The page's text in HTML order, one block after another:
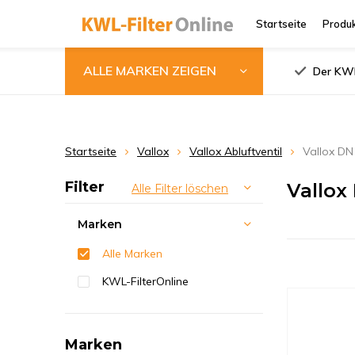
Startseite
ALLE MARKEN ZEIGEN Der
Startseite Vallox Vallox Abluftventil Vallox
Vallox
Filter Alle Filter löschen
Marken
Alle Marken
KWL-FilterOnline
Marken